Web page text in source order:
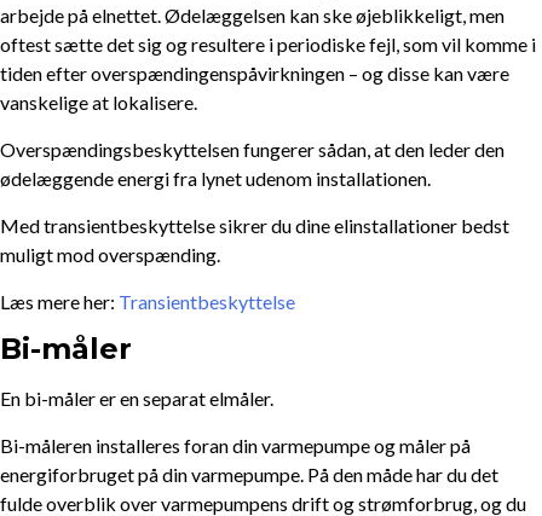
arbejde på elnettet. Ødelæggelsen kan ske øjeblikkeligt, men
oftest sætte det sig og resultere i periodiske fejl, som vil komme i
tiden efter overspændingenspåvirkningen – og disse kan være
vanskelige at lokalisere.
Overspændingsbeskyttelsen fungerer sådan, at den leder den
ødelæggende energi fra lynet udenom installationen.
Med transientbeskyttelse sikrer du dine elinstallationer bedst
muligt mod overspænding.
Læs mere her: Transientbeskyttelse
Bi-måler
En bi-måler er en separat elmåler.
Bi-måleren installeres foran din varmepumpe og måler på
energiforbruget på din varmepumpe. På den måde har du det
fulde overblik over varmepumpens drift og strømforbrug, og du